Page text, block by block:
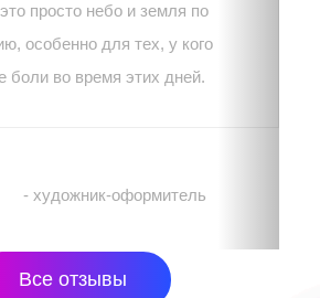
просто небо и земля по
особенно для тех, у кого
боли во время этих дней.
- художник-оформитель
Все отзывы